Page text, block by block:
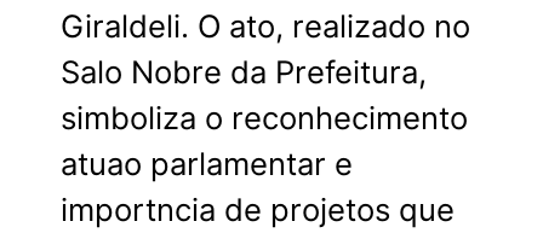
Giraldeli. O ato, realizado no
Salo Nobre da Prefeitura,
simboliza o reconhecimento
atuao parlamentar e
importncia de projetos que